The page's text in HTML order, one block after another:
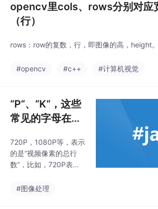
剪？倒推一下，模型后面产生的特征图，如果
的抽象程度不够，难以提取高纬度特征，同时
opencv里cols、rows分别对应
（行）
rows：row的复数，行，即图像的高，height。
#opencv #c++ #计算机视觉
“P“、“K“，这些
常见的字母在监
代表什么意思
720P，1080P等，表示
的是“视频像素的总行
数”，比如，720P表示
而1080P则表示视频总
#图像处理